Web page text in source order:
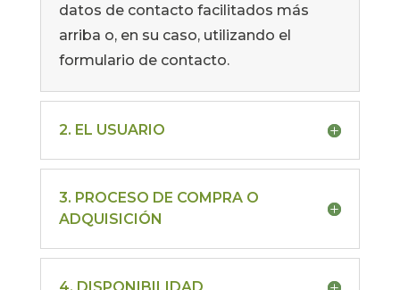
datos de contacto facilitados más
arriba o, en su caso, utilizando el
formulario de contacto.
2. EL USUARIO
3. PROCESO DE COMPRA O
ADQUISICIÓN